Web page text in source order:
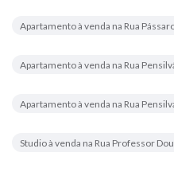
Apartamento à venda na Rua
Apartamento à venda na Rua
Apartamento à venda na Rua
Studio à venda na Rua Professor